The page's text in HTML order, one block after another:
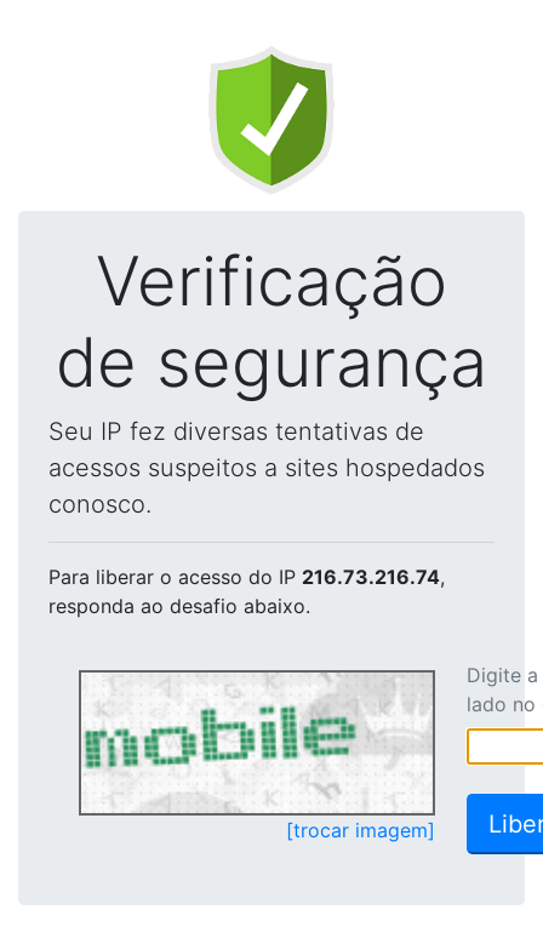
Verificação
de segurança
Seu IP fez diversas tentativas de
acessos suspeitos a sites hospedados
conosco.
Para liberar o acesso do IP 216.73.216.74,
responda ao desafio abaixo.
[trocar imagem]
Digite
lado no